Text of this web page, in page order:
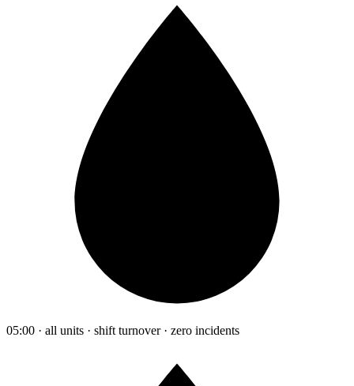
05:00 · all units · shift turnover · zero incidents